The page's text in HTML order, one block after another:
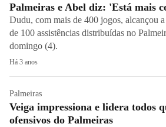
Palmeiras e Abel diz: 'Está mais
Dudu, com mais de 400 jogos, alcançou a
de 100 assistências distribuídas no
domingo (4).
Há 3 anos
Palmeiras
Veiga impressiona e lidera todos
ofensivos do Palmeiras